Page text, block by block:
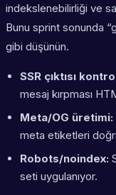
indekslenebilirliği ve
Bunu sprint sonunda
gibi düşünün.
SSR çıktısı
mesaj kırpması
Meta/OG üretimi:
meta etiketleri
Robots/noindex:
seti uygulanıyor.